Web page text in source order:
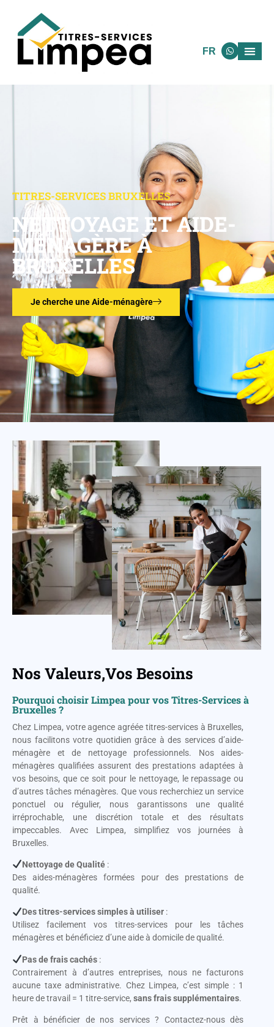
FR
TITRES-SERVICES BRUXELLES
NETTOYAGE ET AIDE-
MÉNAGÈRE À
BRUXELLES
Je cherche une Aide-ménagère
Nos Valeurs,Vos Besoins
Pourquoi choisir Limpea pour vos Titres-Services à
Bruxelles ?
Chez Limpea, votre agence agréée titres-services à Bruxelles,
nous facilitons votre quotidien grâce à des services d’aide-
ménagère et de nettoyage professionnels. Nos aides-
ménagères qualifiées assurent des prestations adaptées à
vos besoins, que ce soit pour le nettoyage, le repassage ou
d’autres tâches ménagères. Que vous recherchiez un service
ponctuel ou régulier, nous garantissons une qualité
irréprochable, une discrétion totale et des résultats
impeccables. Avec Limpea, simplifiez vos journées à
Bruxelles.
Nettoyage de Qualité:
Des aides-ménagères formées pour des prestations de
qualité.
Des titres-services simples à utiliser:
Utilisez facilement vos titres-services pour les tâches
ménagères et bénéficiez d’une aide à domicile de qualité.
Pas de frais cachés:
Contrairement à d’autres entreprises, nous ne facturons
aucune taxe administrative. Chez Limpea, c’est simple : 1
heure de travail = 1 titre-service, sans frais supplémentaires.
Prêt à bénéficier de nos services ? Contactez-nous dès